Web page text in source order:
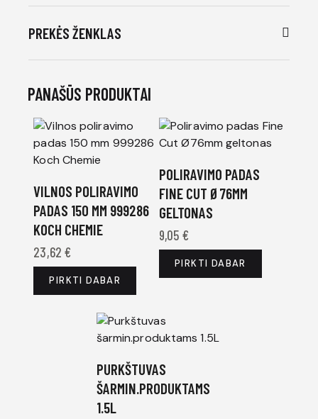
PREKĖS ŽENKLAS
PANAŠŪS PRODUKTAI
VILNOS POLIRAVIMO
PADAS 150 MM 999286
KOCH CHEMIE
23,62 €
PIRKTI DABAR
POLIRAVIMO PADAS
FINE CUT Ø76MM
GELTONAS
9,05 €
PIRKTI DABAR
PURKŠTUVAS
ŠARMIN.PRODUKTAMS
1.5L